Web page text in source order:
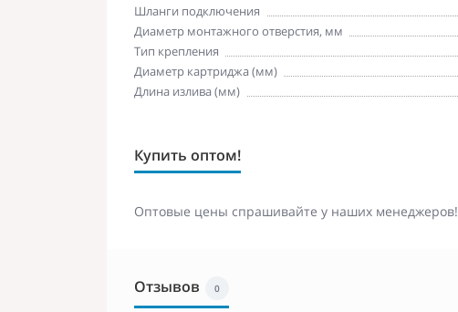
Шланги подключения
Диаметр монтажного отверстия, мм
Тип крепления
Диаметр картриджа (мм)
Длина излива (мм)
Купить оптом!
Оптовые цены спрашивайте у наших менеджеров!
Отзывов 0